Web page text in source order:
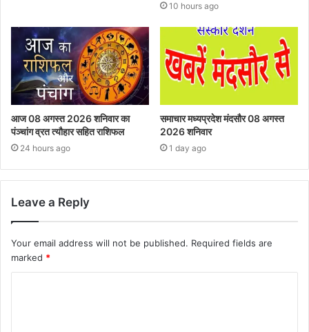
10 hours ago
आज 08 अगस्त 2026‌ शनिवार का
पंञ्चांग व्रत त्यौहार सहित राशिफल
24 hours ago
समाचार मध्यप्रदेश मंदसौर 08 अगस्त
2026 शनिवार
1 day ago
Leave a Reply
Your email address will not be published. Required fields are
marked *